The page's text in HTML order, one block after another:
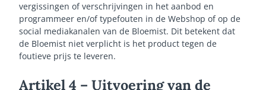
vergissingen of verschrijvingen in het aanbod en
programmeer en/of typefouten in de Webshop of op de
social mediakanalen van de Bloemist. Dit betekent dat
de Bloemist niet verplicht is het product tegen de
foutieve prijs te leveren.
Artikel 4 – Uitvoering van de